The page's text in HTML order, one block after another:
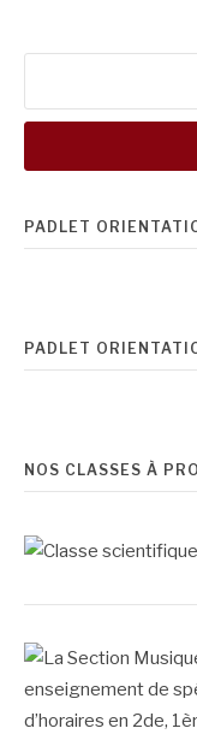
PADLET
PADLET
NOS CLASSES À